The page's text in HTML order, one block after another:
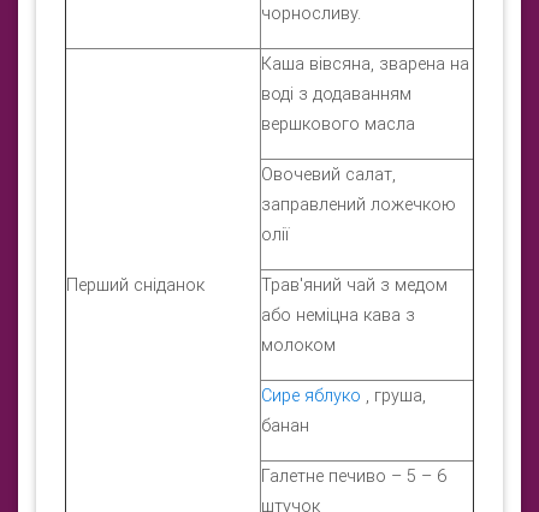
чорносливу.
Перший сніданок
Каша вівсяна, зварена на
воді з додаванням
вершкового масла
Овочевий салат,
заправлений ложечкою
олії
Трав'яний чай з медом
або неміцна кава з
молоком
Сире яблуко , груша,
банан
Галетне печиво – 5 – 6
штучок